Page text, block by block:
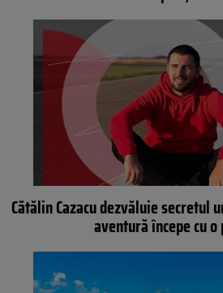
Cătălin Cazacu dezvăluie secretul
aventură începe cu